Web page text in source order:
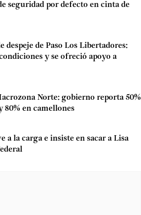
seguridad por defecto en cinta de
despeje de Paso Los Libertadores:
y se ofreció apoyo a
Norte: gobierno reporta 50%
80% en camellones
a la carga e insiste en sacar a Lisa